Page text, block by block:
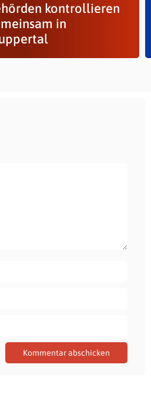
kontrollieren
in